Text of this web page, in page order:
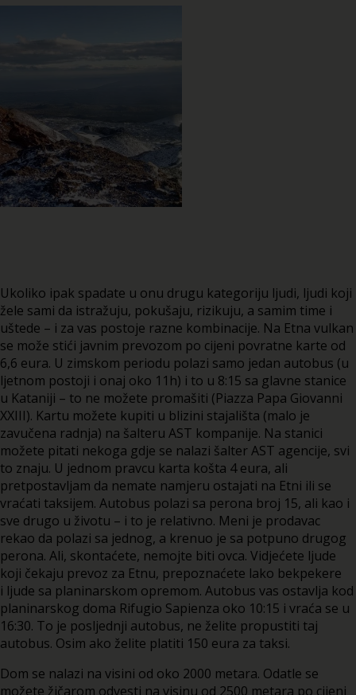
Ukoliko ipak spadate u onu drugu kategoriju ljudi, ljudi koji
žele sami da istražuju, pokušaju, rizikuju, a samim time i
uštede – i za vas postoje razne kombinacije. Na Etna vulkan
se može stići javnim prevozom po cijeni povratne karte od
6,6 eura. U zimskom periodu polazi samo jedan autobus (u
ljetnom postoji i onaj oko 11h) i to u 8:15 sa glavne stanice
u Kataniji – to ne možete promašiti (Piazza Papa Giovanni
XXIII). Kartu možete kupiti u blizini stajališta (malo je
zavučena radnja) na šalteru AST kompanije. Na stanici
možete pitati nekoga gdje se nalazi šalter AST agencije, svi
to znaju. U jednom pravcu karta košta 4 eura, ali
pretpostavljam da nemate namjeru ostajati na Etni ili se
vraćati taksijem. Autobus polazi sa perona broj 15, ali kao i
sve drugo u životu – i to je relativno. Meni je prodavac
rekao da polazi sa jednog, a krenuo je sa potpuno drugog
perona. Ali, skontaćete, nemojte biti ovca. Vidjećete ljude
koji čekaju prevoz za Etnu, prepoznaćete lako bekpekere
i ljude sa planinarskom opremom. Autobus vas ostavlja kod
planinarskog doma Rifugio Sapienza oko 10:15 i vraća se u
16:30. To je posljednji autobus, ne želite propustiti taj
autobus. Osim ako želite platiti 150 eura za taksi.
Dom se nalazi na visini od oko 2000 metara. Odatle se
možete žičarom odvesti na visinu od 2500 metara po cijeni